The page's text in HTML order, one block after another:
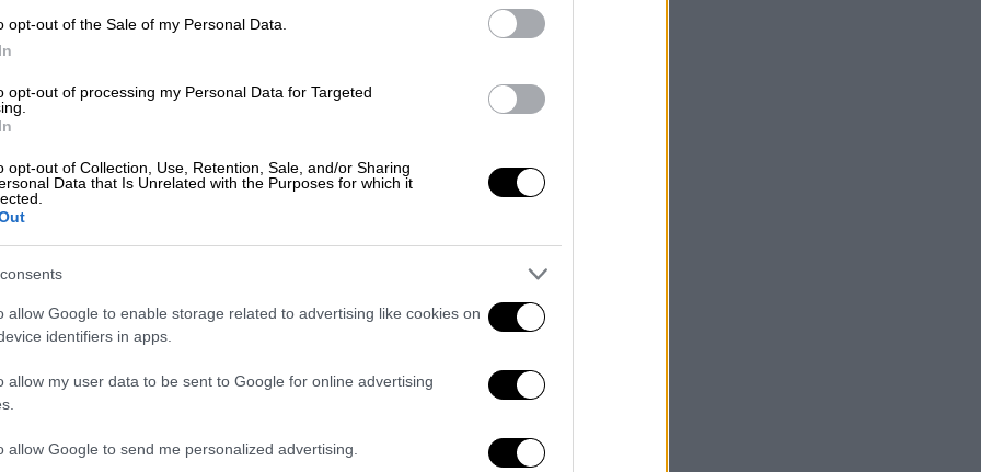
opt-out of the Sale of my Personal Data.
opt-out of processing my Personal Data for Targeted
opt-out of Collection, Use, Retention, Sale, and/or Sharing
Data that Is Unrelated with the Purposes for which it
allow Google to enable storage related to advertising like cookies on
identifiers in apps.
allow my user data to be sent to Google for online advertising
allow Google to send me personalized advertising.
τις εμπορικές εντάσεις των ΗΠΑ-Κίνας
εκτίμησε, προκαλώντας μια
την αναμενόμενη αύξηση του ΦΠΑ»,
μόνο με μέτρα του προϋπολογισμού που
ταμεία περισσότερα από 20